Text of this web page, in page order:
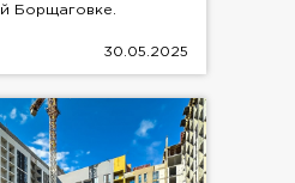
Борщаговке.
30.05.2025